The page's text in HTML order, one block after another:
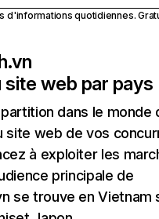
d'informations quotidiennes.
site web par pays
dans le monde
site web de vos
à exploiter les
principale de
se trouve en Vietnam